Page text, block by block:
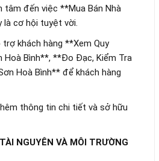
tâm đến việc **Mua Bán Nhà
cơ hội tuyệt vời.
khách hàng **Xem Quy
Hoà Bình**, **Đo Đạc, Kiểm Tra
Hoà Bình** để khách hàng
thông tin chi tiết và sở hữu
NGUYÊN VÀ MÔI TRƯỜNG